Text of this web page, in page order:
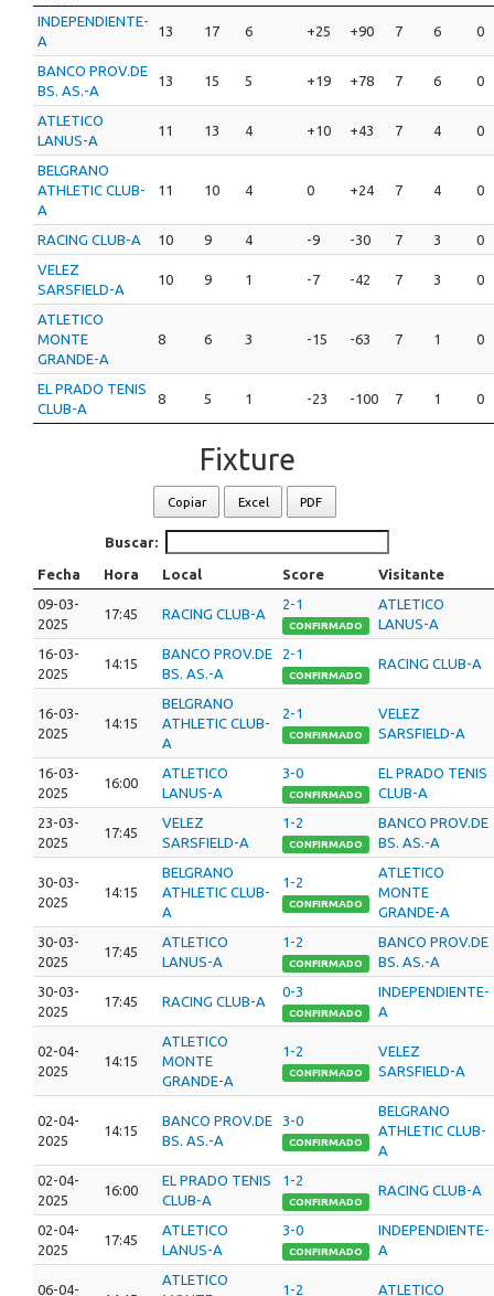
INDEPENDIENTE-
A
13 17 6 +25 +90 7 6 0
BANCO PROV.DE
BS. AS.-A
13 15 5 +19 +78 7 6 0
ATLETICO
LANUS-A
11 13 4 +10 +43 7 4 0
BELGRANO
ATHLETIC CLUB-
A
11 10 4 0 +24 7 4 0
RACING CLUB-A 10 9 4 -9 -30 7 3
0
VELEZ
SARSFIELD-A
10 9 1 -7 -42 7 3 0
ATLETICO
MONTE
GRANDE-A
8 6 3 -15 -63 7 1 0
EL PRADO TENIS
CLUB-A
8 5 1 -23 -100 7 1 0
Fixture
Copiar Excel PDF
Buscar:
Fecha Hora Local Score
Visitante
09-03-
2025
17:45 RACING CLUB-A
2-1
CONFIRMADO
ATLETICO
LANUS-A
16-03-
2025
14:15
BANCO PROV.DE
BS. AS.-A
2-1
CONFIRMADO
RACING CLUB-A
16-03-
2025
14:15
BELGRANO
ATHLETIC CLUB-
A
2-1
CONFIRMADO
VELEZ
SARSFIELD-A
16-03-
2025
16:00
ATLETICO
LANUS-A
3-0
CONFIRMADO
EL PRADO TENIS
CLUB-A
23-03-
2025
17:45
VELEZ
SARSFIELD-A
1-2
CONFIRMADO
BANCO PROV.DE
BS. AS.-A
30-03-
2025
14:15
BELGRANO
ATHLETIC CLUB-
A
1-2
CONFIRMADO
ATLETICO
MONTE
GRANDE-A
30-03-
2025
17:45
ATLETICO
LANUS-A
1-2
CONFIRMADO
BANCO PROV.DE
BS. AS.-A
30-03-
2025
17:45 RACING CLUB-A
0-3
CONFIRMADO
INDEPENDIENTE-
A
02-04-
2025
14:15
ATLETICO
MONTE
GRANDE-A
1-2
CONFIRMADO
VELEZ
SARSFIELD-A
02-04-
2025
14:15
BANCO PROV.DE
BS. AS.-A
3-0
CONFIRMADO
BELGRANO
ATHLETIC CLUB-
A
02-04-
2025
16:00
EL PRADO TENIS
CLUB-A
1-2
CONFIRMADO
RACING CLUB-A
02-04-
2025
17:45
ATLETICO
LANUS-A
3-0
CONFIRMADO
INDEPENDIENTE-
A
06-04-
ATLETICO
1-2 ATLETICO